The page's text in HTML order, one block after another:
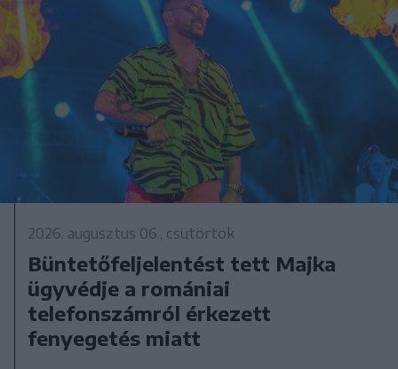
2026. augusztus 06., csütörtök
Büntetőfeljelentést tett Majka
ügyvédje a romániai
telefonszámról érkezett
fenyegetés miatt